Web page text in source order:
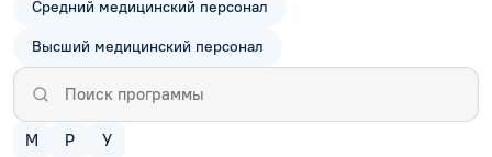
Средний медицинский персонал
Высший медицинский персонал
М Р
У